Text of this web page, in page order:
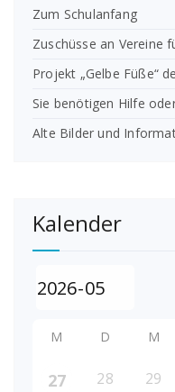
Zum Schulanfang
Zuschüsse an Vereine
Projekt „Gelbe Füße“
Sie benötigen Hilfe
Alte Bilder und
Kalender
M D M
27 28 29